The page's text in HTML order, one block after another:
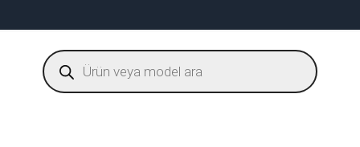
Products
search